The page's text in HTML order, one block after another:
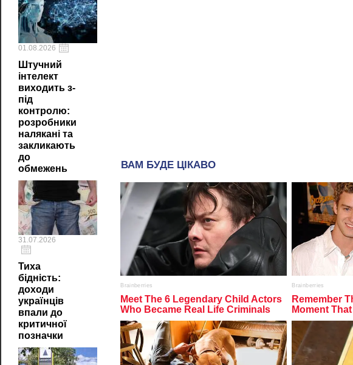
01.08.2026
Штучний
інтелект
виходить з-
під
контролю:
розробники
налякані та
закликають
до
обмежень
31.07.2026
Тиха
бідність:
доходи
українців
впали до
критичної
позначки